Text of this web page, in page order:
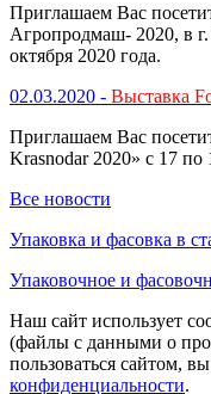
Приглашаем Вас
Агропродмаш- 2020, в
октября 2020 года.
02.03.2020 - Выставка
Приглашаем Вас
Krasnodar 2020» с 17 по
Все новости
Упаковка и фасовка в
Упаковочное и
Наш сайт использует
(файлы с данными о
пользоваться сайтом,
конфиденциальности.